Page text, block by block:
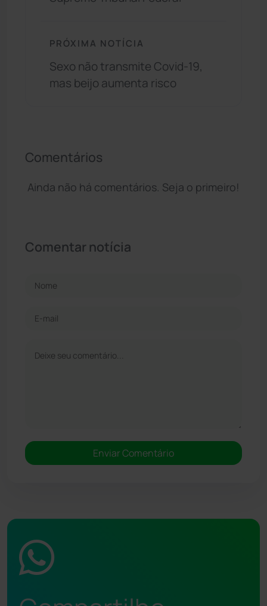
PRÓXIMA NOTÍCIA
Sexo não transmite Covid-19,
mas beijo aumenta risco
Comentários
Ainda não há comentários. Seja o primeiro!
Comentar notícia